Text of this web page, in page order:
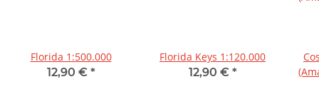
Florida 1:500.000
12,90 € *
Florida Keys 1:120.000
12,90 € *